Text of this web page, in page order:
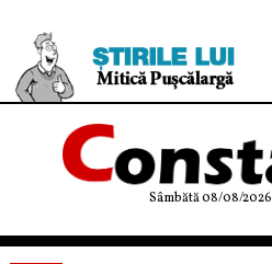
Sâmbătă 08/08/2026